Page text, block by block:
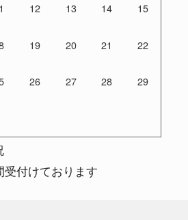
12 13 14 15
19 20 21 22
26 27 28 29
受付けております